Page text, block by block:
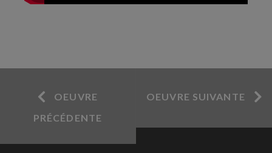
OEUVRE
PRÉCÉDENTE
OEUVRE SUIVANTE